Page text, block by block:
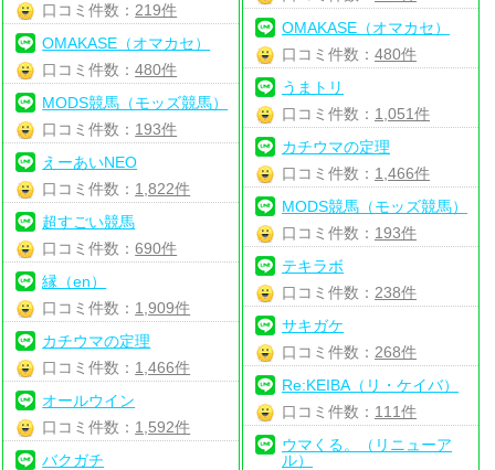
口コミ件数： 219件
OMAKASE（オマカセ）
口コミ件数：480件
MODS競馬（モッズ競馬）
口コミ件数： 193件
えーあいNEO
口コミ件数： 1,822件
超すごい競馬
口コミ件数：690件
縁（en）
口コミ件数： 1,909件
カチウマの定理
口コミ件数： 1,466件
オールウイン
口コミ件数： 1,592件
バクガチ
OMAKASE（オマカセ）
口コミ件数： 480件
うまトリ
口コミ件数： 1,051件
カチウマの定理
口コミ件数： 1,466件
MODS競馬（モッズ競馬）
口コミ件数： 193件
テキラボ
口コミ件数： 238件
サキガケ
口コミ件数： 268件
Re:KEIBA（リ・ケイバ）
口コミ件数： 111件
ウマくる。（リニューア
ル）